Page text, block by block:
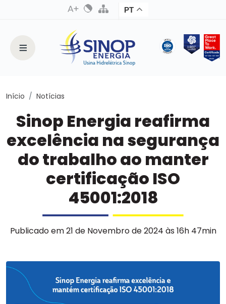
PT
Início Notícias
Sinop Energia reafirma
excelência na segurança
do trabalho ao manter
certificação ISO
45001:2018
Publicado em 21 de Novembro de 2024 às 16h 47min